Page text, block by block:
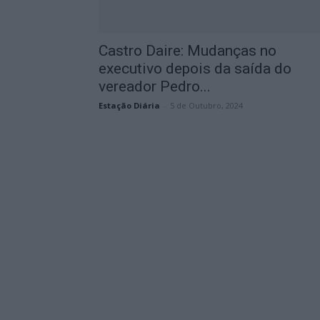
Castro Daire: Mudanças no
executivo depois da saída do
vereador Pedro...
Estação Diária 5 de Outubro, 2024